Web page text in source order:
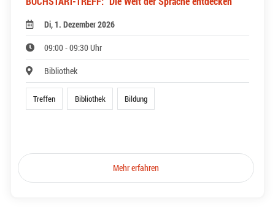
Di, 1. Dezember 2026
09:00 - 09:30 Uhr
Bibliothek
Treffen Bibliothek Bildung
Mehr erfahren